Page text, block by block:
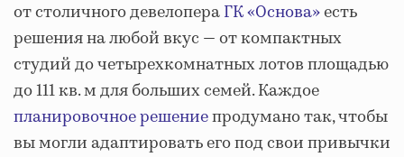
от столичного девелопераГК «Основа»есть
решения на любой вкус — от компактных
студий до четырехкомнатных лотов площадью
до 111 кв. м для больших семей. Каждое
планировочное решениепродумано так, чтобы
вы могли адаптировать его под свои привычки